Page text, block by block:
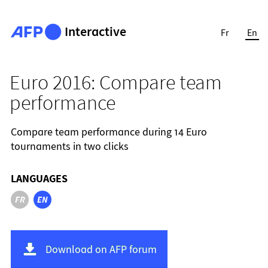
Interactive Fr En
Euro 2016: Compare team
performance
Compare team performance during 14 Euro
tournaments in two clicks
LANGUAGES
FR EN
Download on AFP forum